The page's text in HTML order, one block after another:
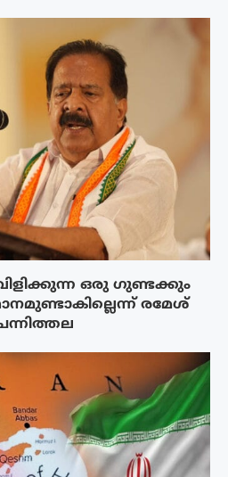
ഒരു ഗുണ്ടക്കും
രമേശ്